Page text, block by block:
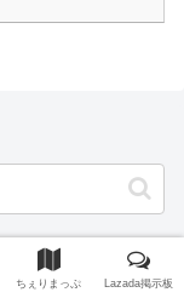
ちぇりまっぷ Lazada掲示板